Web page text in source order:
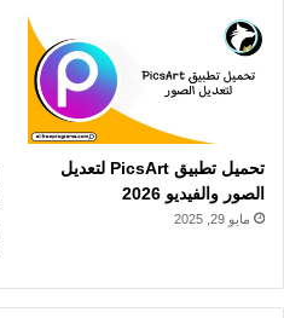
تحميل تطبيق PicsArt لتعديل
الصور والفيديو 2026
مايو 29, 2025